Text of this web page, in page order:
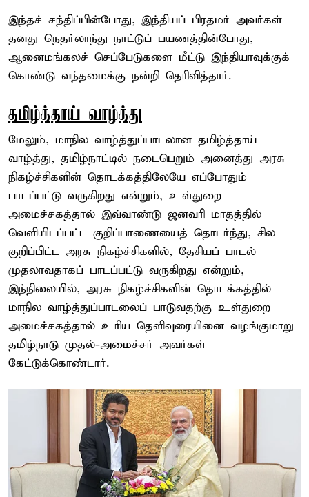
இந்தச் சந்திப்பின்போது, இந்தியப் பிரதமர் அவர்கள்
தனது நெதர்லாந்து நாட்டுப் பயணத்தின்போது,
ஆனைமங்கலச் செப்பேடுகளை மீட்டு இந்தியாவுக்குக்
கொண்டு வந்தமைக்கு நன்றி தெரிவித்தார்.
தமிழ்த்தாய் வாழ்த்து
மேலும், மாநில வாழ்த்துப்பாடலான தமிழ்த்தாய்
வாழ்த்து, தமிழ்நாட்டில் நடைபெறும் அனைத்து அரசு
நிகழ்ச்சிகளின் தொடக்கத்திலேயே எப்போதும்
பாடப்பட்டு வருகிறது என்றும், உள்துறை
அமைச்சகத்தால் இவ்வாண்டு ஜனவரி மாதத்தில்
வெளியிடப்பட்ட குறிப்பாணையைத் தொடர்ந்து, சில
குறிப்பிட்ட அரசு நிகழ்ச்சிகளில், தேசியப் பாடல்
முதலாவதாகப் பாடப்பட்டு வருகிறது என்றும்,
இந்நிலையில், அரசு நிகழ்ச்சிகளின் தொடக்கத்தில்
மாநில வாழ்த்துப்பாடலைப் பாடுவதற்கு உள்துறை
அமைச்சகத்தால் உரிய தெளிவுரையினை வழங்குமாறு
தமிழ்நாடு முதல்-அமைச்சர் அவர்கள்
கேட்டுக்கொண்டார்.